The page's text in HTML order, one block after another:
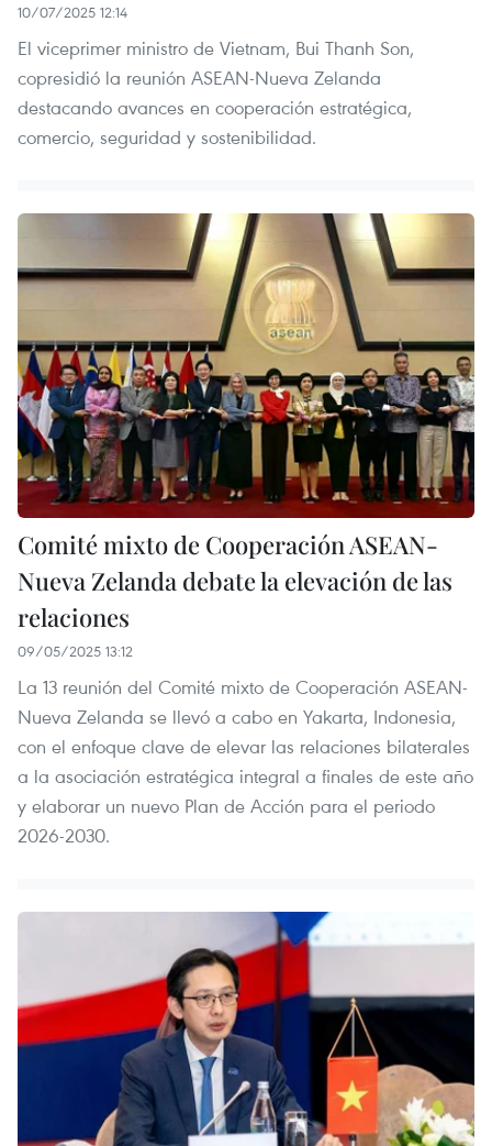
10/07/2025 12:14
El viceprimer ministro de Vietnam, Bui Thanh Son,
copresidió la reunión ASEAN-Nueva Zelanda
destacando avances en cooperación estratégica,
comercio, seguridad y sostenibilidad.
Comité mixto de Cooperación ASEAN-
Nueva Zelanda debate la elevación de las
relaciones
09/05/2025 13:12
La 13 reunión del Comité mixto de Cooperación ASEAN-
Nueva Zelanda se llevó a cabo en Yakarta, Indonesia,
con el enfoque clave de elevar las relaciones bilaterales
a la asociación estratégica integral a finales de este año
y elaborar un nuevo Plan de Acción para el periodo
2026-2030.